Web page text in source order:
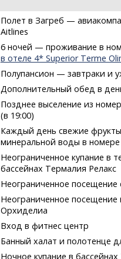
Полет в Загреб —
Aitlines
6 ночей — проживание в
в отеле 4* Superior Terme
Полупансион — завтраки и
Дополнительный обед в
Позднее выселение из
(в 19:00)
Каждый день свежие
минеральной воды в номере
Неограниченное купание в
бассейнах Термалия Релакс
Неограниченное посещение
Неограниченное посещение
Орхиделиа
Вход в фитнес центр
Банный халат и полотенце
Ночное купание в